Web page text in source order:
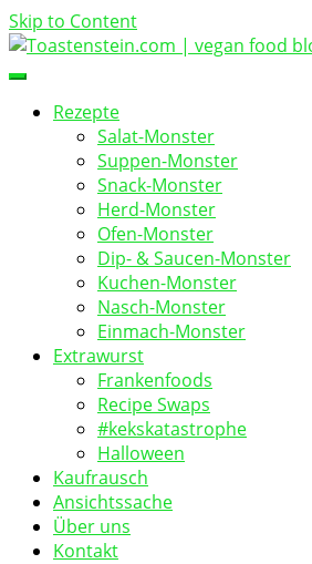
Skip to Content
Toastenstein.com
vegan food blog
Rezepte
Salat-Monster
Suppen-Monster
Snack-Monster
Herd-Monster
Ofen-Monster
Dip- & Saucen-Monster
Kuchen-Monster
Nasch-Monster
Einmach-Monster
Extrawurst
Frankenfoods
Recipe Swaps
#kekskatastrophe
Halloween
Kaufrausch
Ansichtssache
Über uns
Kontakt